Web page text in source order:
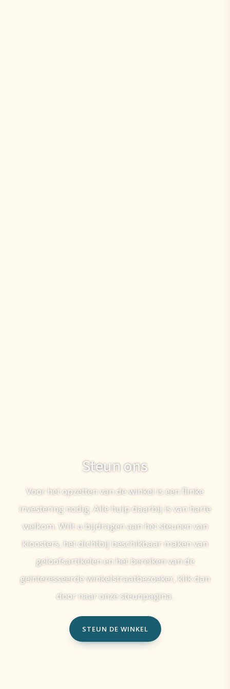
Steun ons
Voor het opzetten van de winkel is een flinke
investering nodig. Alle hulp daarbij is van harte
welkom. Wilt u bijdragen aan het steunen van
kloosters, het dichtbij beschikbaar maken van
geloofsartikelen en het bereiken van de
geïnteresseerde winkelstraatbezoeker, klik dan
door naar onze steunpagina.
STEUN DE WINKEL